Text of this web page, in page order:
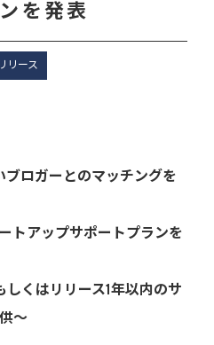
を発表
リース
ブロガーとのマッチングを
トアップサポートプランを
くはリリース1年以内のサ
～